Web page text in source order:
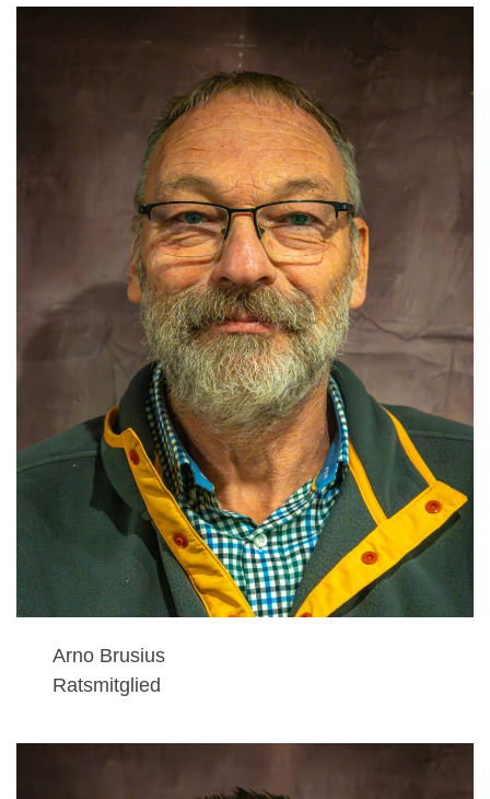
Arno Brusius
Ratsmitglied